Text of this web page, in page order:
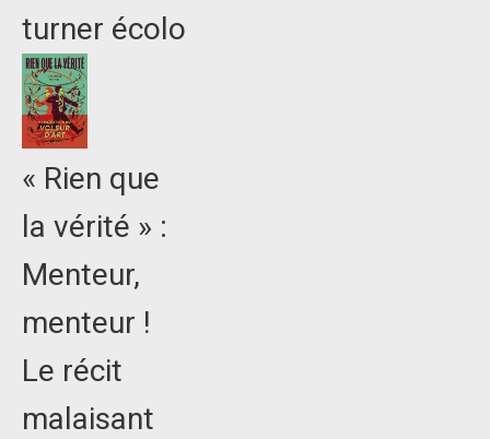
turner écolo
« Rien que
la vérité » :
Menteur,
menteur !
Le récit
malaisant